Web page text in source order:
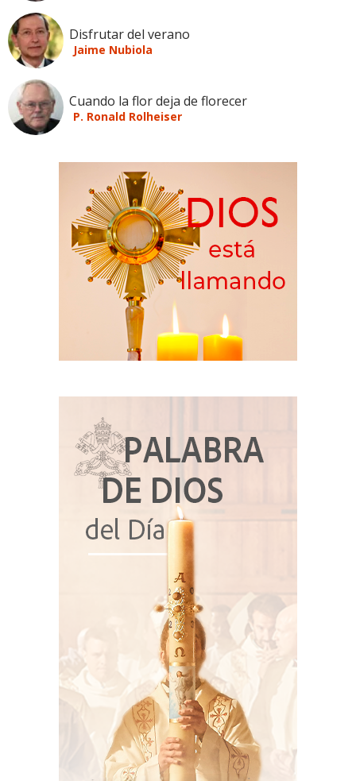
Disfrutar del verano
Jaime Nubiola
Cuando la flor deja de florecer
P. Ronald Rolheiser